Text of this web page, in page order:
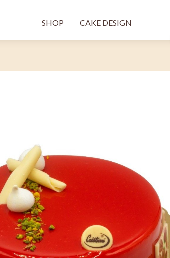
Menù principale SX
SHOP CAKE DESIGN